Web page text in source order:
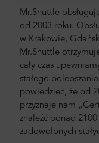
Mr.Shuttle
od 2003 roku.
w Krakowie,
Mr.Shuttle
cały czas
stałego
powiedzieć, że od
przyznaje nam
znaleźć ponad
zadowolonych